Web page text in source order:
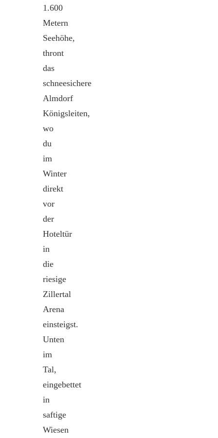
1.600
Metern
Seehöhe,
thront
das
schneesichere
Almdorf
Königsleiten,
wo
du
im
Winter
direkt
vor
der
Hoteltür
in
die
riesige
Zillertal
Arena
einsteigst.
Unten
im
Tal,
eingebettet
in
saftige
Wiesen